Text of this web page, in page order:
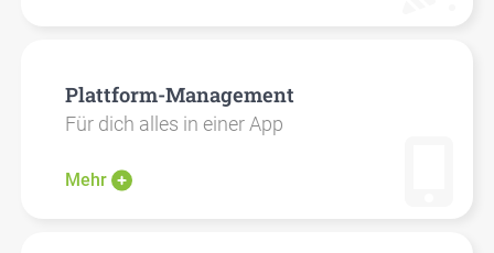
Platt­form-Manage­ment
Für dich alles in einer App
Mehr